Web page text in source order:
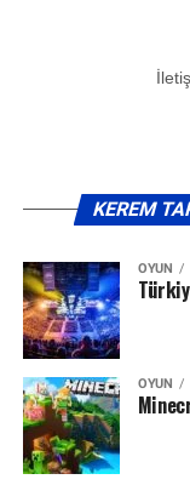
KEREM
OYUN
OYUN